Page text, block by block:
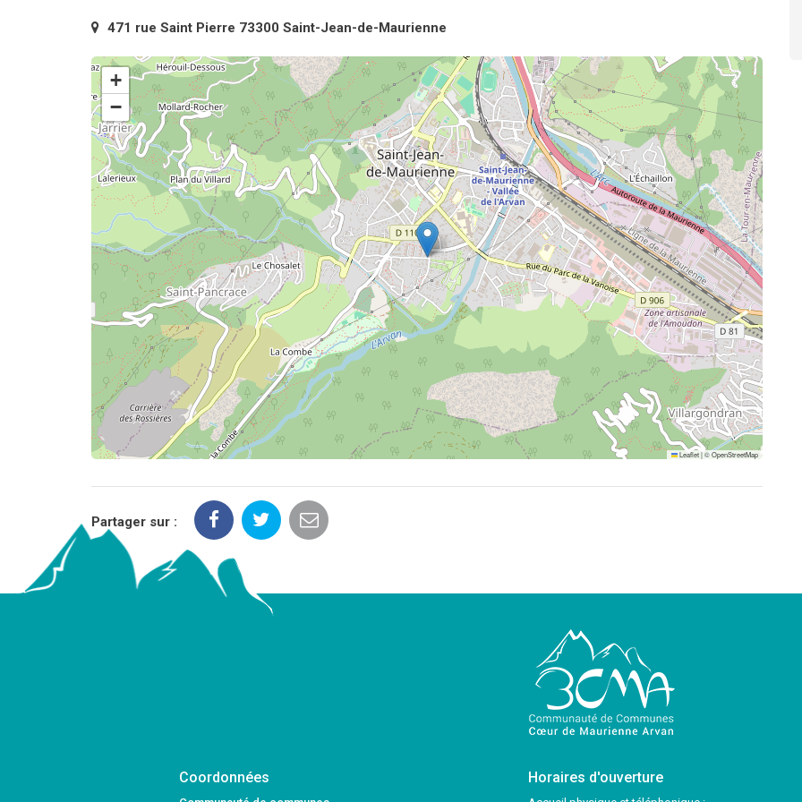
471 rue Saint Pierre 73300 Saint-Jean-de-Maurienne
+
−
Leaflet|©OpenStreetMap
Partager sur :
Coordonnées Horaires d'ouverture